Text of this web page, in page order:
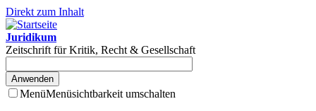
Direkt zum Inhalt
Juridikum
Zeitschrift für Kritik, Recht & Gesellschaft
MenüMenüsichtbarkeit umschalten